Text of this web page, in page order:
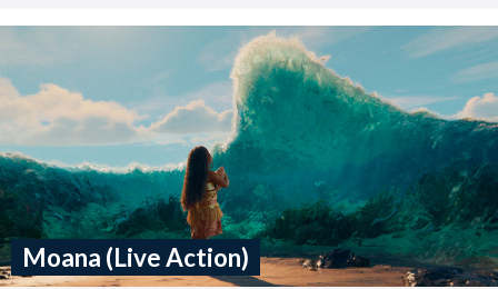
Moana (Live Action)